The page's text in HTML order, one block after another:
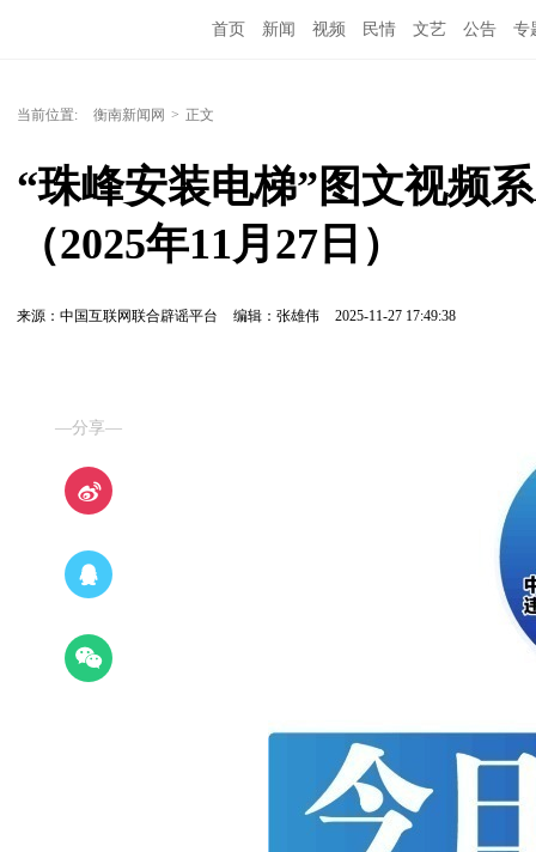
首页 新闻 视频 民情 文艺 公告 专
当前位置: 衡南新闻网 > 正文
“珠峰安装电梯”图文视
（2025年11月27日）
来源：中国互联网联合辟谣平台 编辑：张雄伟 2025-11-27 17:49:38
—分享—